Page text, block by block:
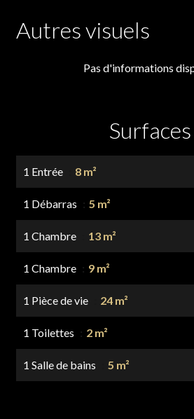
Autres visuels
Pas d'informations
Surfaces
1 Entrée 8 m²
1 Débarras 5 m²
1 Chambre 13 m²
1 Chambre 9 m²
1 Pièce de vie 24 m²
1 Toilettes 2 m²
1 Salle de bains 5 m²